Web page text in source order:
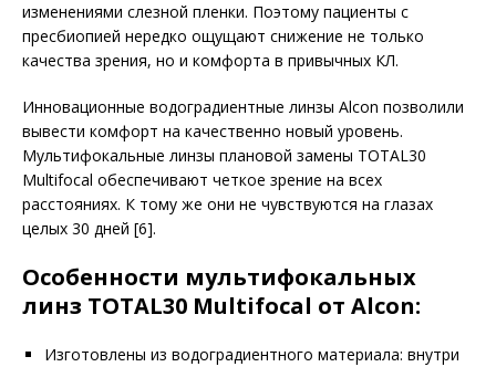
изменениями слезной пленки. Поэтому пациенты с
пресбиопией нередко ощущают снижение не только
качества зрения, но и комфорта в привычных КЛ.
Инновационные водоградиентные линзы Alcon позволили
вывести комфорт на качественно новый уровень.
Мультифокальные линзы плановой замены TOTAL30
Multifocal обеспечивают четкое зрение на всех
расстояниях. К тому же они не чувствуются на глазах
целых 30 дней [6].
Особенности мультифокальных
линз TOTAL30 Multifocal от Alcon:
Изготовлены из водоградиентного материала: внутри